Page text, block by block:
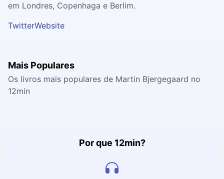
em Londres, Copenhaga e Berlim.
TwitterWebsite
Mais Populares
Os livros mais populares de Martin Bjergegaard no
12min
Por que 12min?